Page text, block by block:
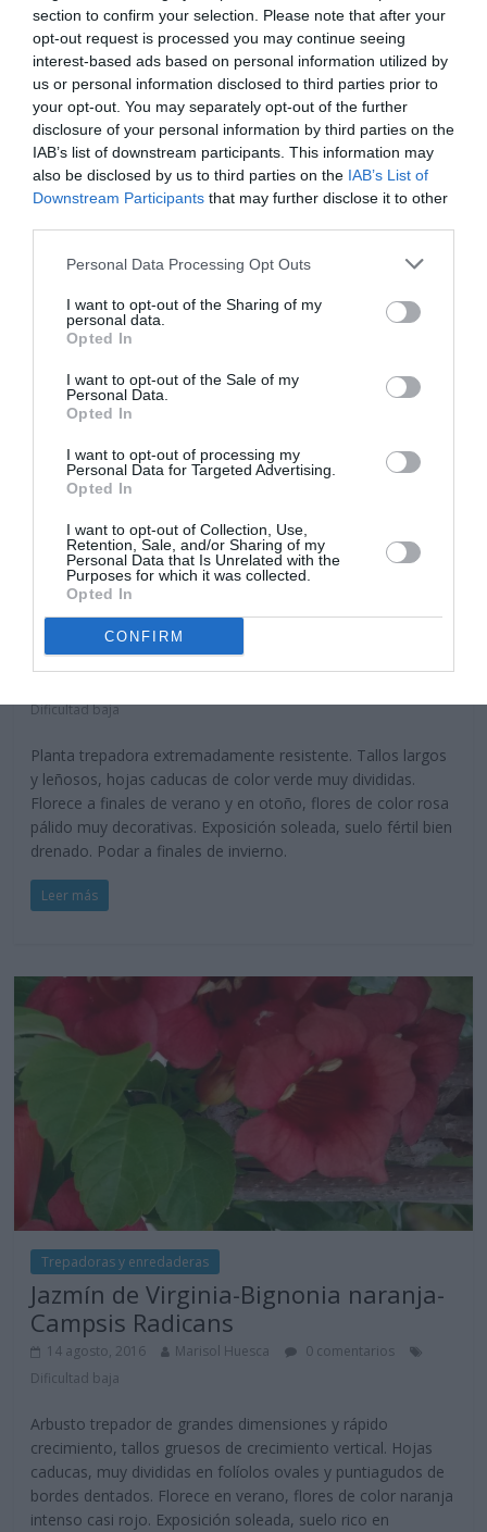
section to confirm your selection. Please note that after your
opt-out request is processed you may continue seeing
interest-based ads based on personal information utilized by
us or personal information disclosed to third parties prior to
your opt-out. You may separately opt-out of the further
disclosure of your personal information by third parties on the
IAB’s list of downstream participants. This information may
also be disclosed by us to third parties on the IAB’s List of
Downstream Participants that may further disclose it to other
Personal Data Processing Opt Outs
I want to opt-out of the Sharing of my
personal data.
Opted In
I want to opt-out of the Sale of my
Personal Data.
Opted In
I want to opt-out of processing my
Personal Data for Targeted Advertising.
Opted In
I want to opt-out of Collection, Use,
Retention, Sale, and/or Sharing of my
Personal Data that Is Unrelated with the
Purposes for which it was collected.
Opted In
CONFIRM
Buddleja Davidii
14 agosto, 2016 Marisol Huesca
1 comentario
Dificultad baja
Arbusto caduco o parcialmente caduco, muy ramificado y
de grandes dimensiones. Hojas alargadas de color verde.
Floración estival, flores aromáticas en forma de racimos de
color lila, blanco o rosa. Exposición soleada y suelo bien
drenado.
Leer más
Trepadoras y enredaderas
Bignonia Rosa-Podranea Ricasiolana
Dificultad baja
Planta trepadora extremadamente resistente. Tallos largos
y leñosos, hojas caducas de color verde muy divididas.
Florece a finales de verano y en otoño, flores de color rosa
pálido muy decorativas. Exposición soleada, suelo fértil bien
drenado. Podar a finales de invierno.
Leer más
Trepadoras y enredaderas
Jazmín de Virginia-Bignonia naranja-
Campsis Radicans
14 agosto, 2016 Marisol Huesca
0 comentarios
Dificultad baja
Arbusto trepador de grandes dimensiones y rápido
crecimiento, tallos gruesos de crecimiento vertical. Hojas
caducas, muy divididas en folíolos ovales y puntiagudos de
bordes dentados. Florece en verano, flores de color naranja
intenso casi rojo. Exposición soleada, suelo rico en